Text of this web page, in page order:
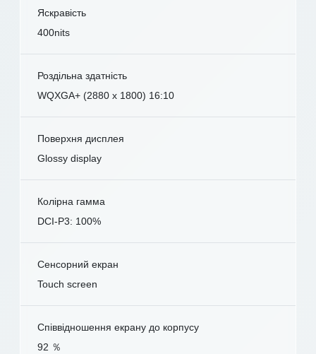
Яскравість
400nits
Роздільна здатність
WQXGA+ (2880 x 1800) 16:10
Поверхня дисплея
Glossy display
Колірна гамма
DCI-P3: 100%
Сенсорний екран
Touch screen
Співвідношення екрану до корпусу
92 ％